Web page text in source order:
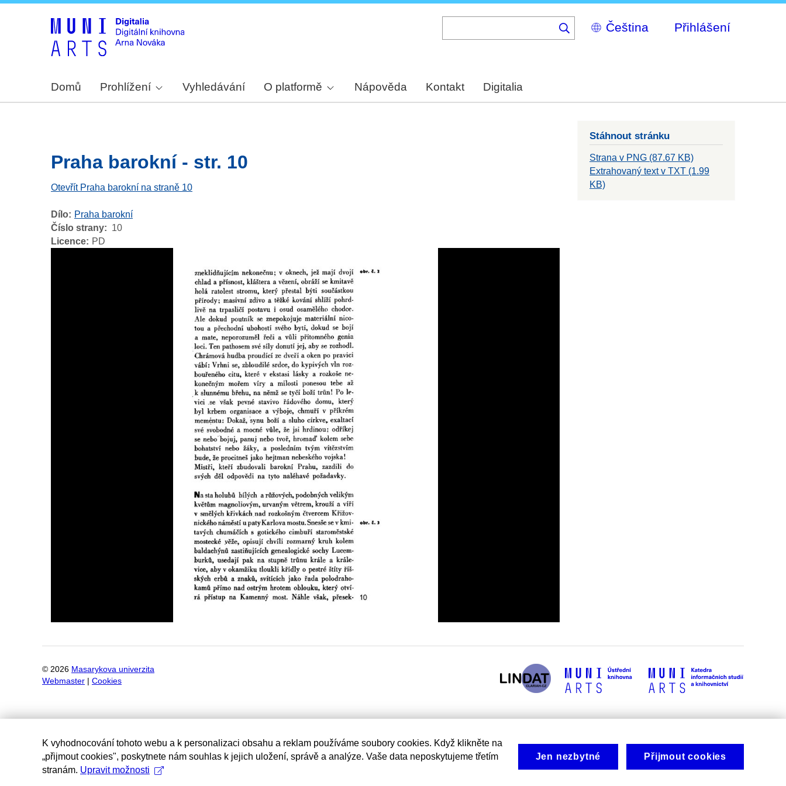
Select
your
Přihlášení
Domů Prohlížení Vyhledávání O platformě Nápověda Kontakt Digitalia
Praha barokní - str. 10
Otevřít Praha barokní na straně 10
Dílo
Praha barokní
Číslo strany
10
Licence
PD
Stáhnout stránku
Strana v PNG (87.67 KB)
Extrahovaný text v TXT (1.99
KB)
© 2026 Masarykova univerzita
Webmaster
Cookies
K vyhodnocování tohoto webu a k personalizaci obsahu a reklam používáme soubory cookies. Když klikněte na
„přijmout cookies", poskytnete nám souhlas k jejich uložení, správě a analýze. Vaše data neposkytujeme třetím
stranám. Upravit možnosti
Jen nezbytné Přijmout cookies